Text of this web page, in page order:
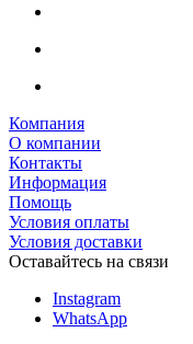
Компания
О компании
Контакты
Информация
Помощь
Условия оплаты
Условия доставки
Оставайтесь на связи
Instagram
WhatsApp